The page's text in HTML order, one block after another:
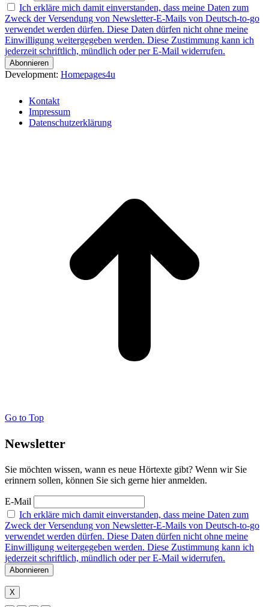
Ich erkläre mich damit einverstanden, dass meine Daten zum
Zweck der Versendung von Newsletter-E-Mails von Deutsch-to-go
verwendet werden dürfen. Diese Daten dürfen nicht ohne meine
Einwilligung weitergegeben werden. Diese Zustimmung kann ich
jederzeit schriftlich, mündlich oder per E-Mail widerrufen.
Development: Homepages4u
Kontakt
Impressum
Datenschutzerklärung
Go to Top
Newsletter
Sie möchten wissen, wann es neue Hörtexte gibt? Wenn wir Sie
erinnern sollen, können Sie sich gerne hier anmelden.
E-Mail
Ich erkläre mich damit einverstanden, dass meine Daten zum
Zweck der Versendung von Newsletter-E-Mails von Deutsch-to-go
verwendet werden dürfen. Diese Daten dürfen nicht ohne meine
Einwilligung weitergegeben werden. Diese Zustimmung kann ich
jederzeit schriftlich, mündlich oder per E-Mail widerrufen.
X